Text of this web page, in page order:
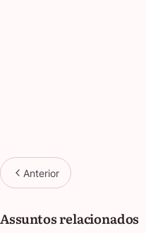
Anterior
Assuntos relacionados